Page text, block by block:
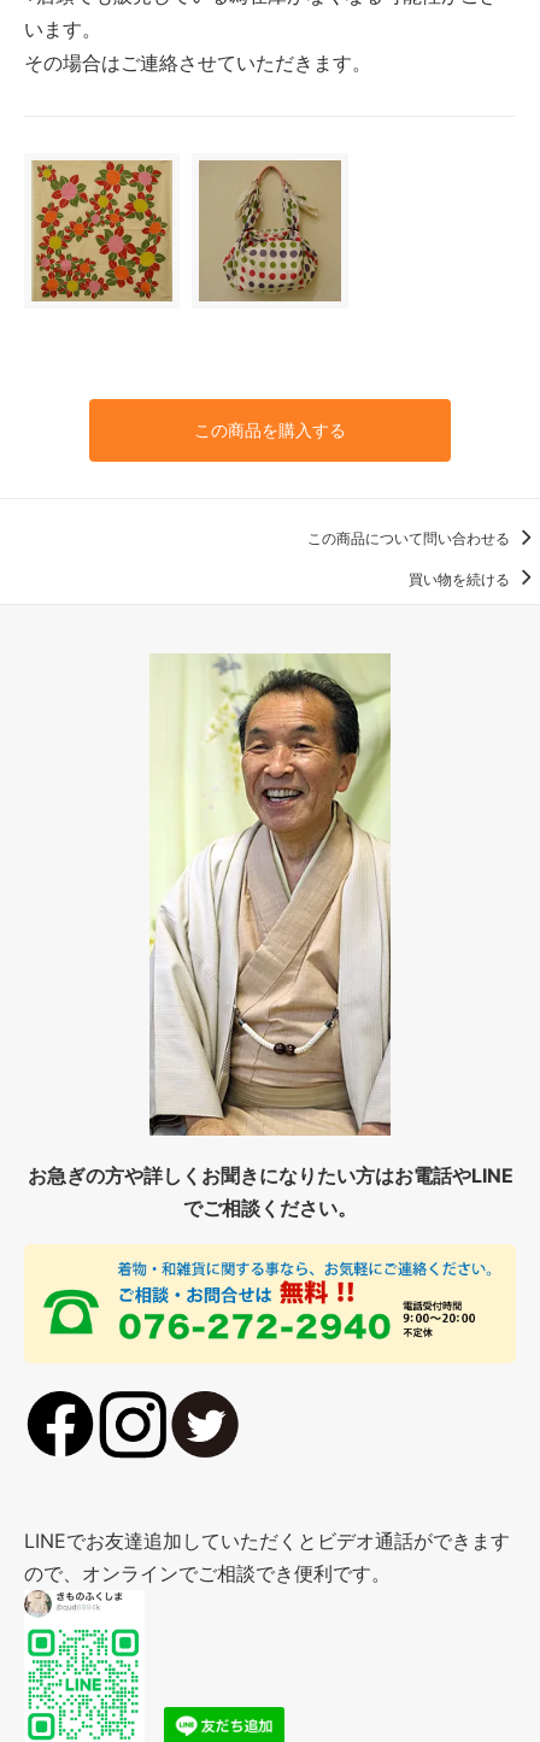
います。
その場合はご連絡させていただきます。
この商品を購入する
この商品について問い合わせる
買い物を続ける
お急ぎの方や詳しくお聞きになりたい方はお電話やLINE
でご相談ください。
LINEでお友達追加していただくとビデオ通話ができます
ので、オンラインでご相談でき便利です。